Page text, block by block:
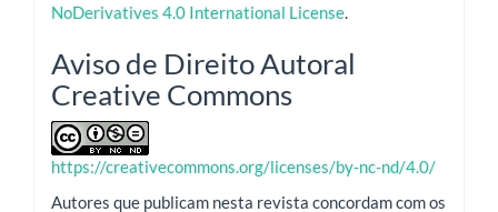
NoDerivatives 4.0 International License.
Aviso de Direito Autoral
Creative Commons
https://creativecommons.org/licenses/by-nc-nd/4.0/
Autores que publicam nesta revista concordam com os